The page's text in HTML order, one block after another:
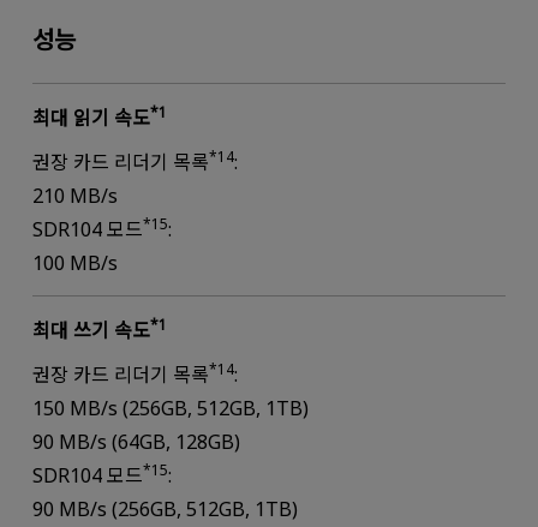
성능
최대 읽기 속도*1
권장 카드 리더기 목록*14:
210 MB/s
SDR104 모드*15:
100 MB/s
최대 쓰기 속도*1
권장 카드 리더기 목록*14:
150 MB/s (256GB, 512GB, 1TB)
90 MB/s (64GB, 128GB)
SDR104 모드*15:
90 MB/s (256GB, 512GB, 1TB)